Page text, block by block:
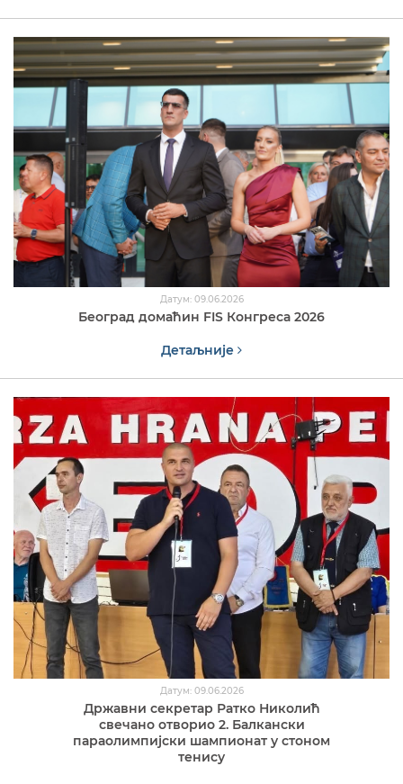
Датум: 09.06.2026
Београд домаћин FIS Конгреса 2026
Детаљније
Датум: 09.06.2026
Државни секретар Ратко Николић
свечано отворио 2. Балкански
параолимпијски шампионат у стоном
тенису